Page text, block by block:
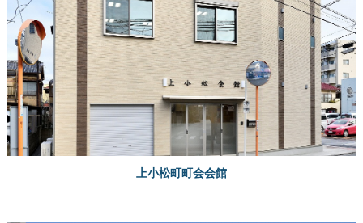
上小松町町会会館